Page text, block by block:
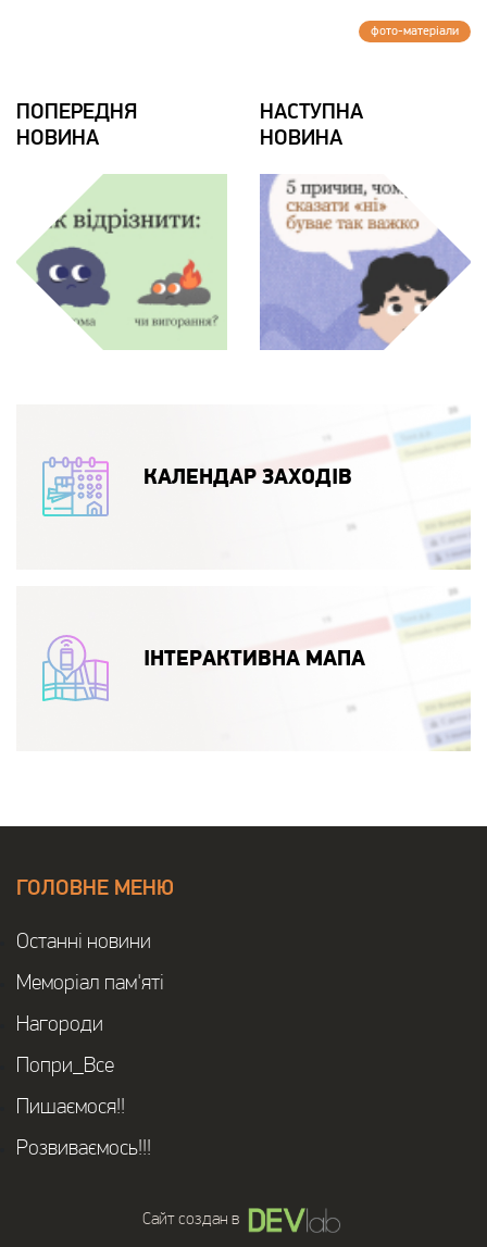
фото-матерiали
ПОПЕРЕДНЯ
НОВИНА
НАСТУПНА
НОВИНА
КАЛЕНДАР ЗАХОДІВ
ІНТЕРАКТИВНА МАПА
ГОЛОВНЕ МЕНЮ
Останнi новини
Меморіал пам'яті
Нагороди
Попри_Все
Пишаємося!!
Розвиваємось!!!
Сайт создан в